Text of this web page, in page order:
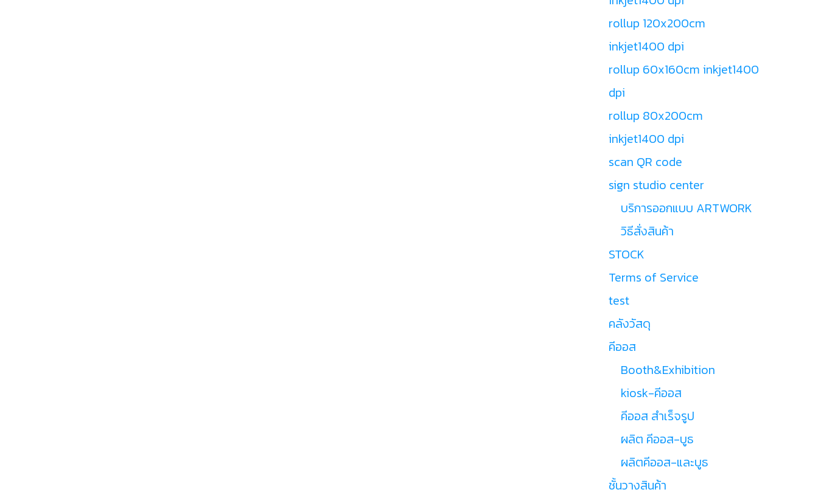
rollup 120x200cm
inkjet1400 dpi
rollup 60x160cm inkjet1400
dpi
rollup 80x200cm
inkjet1400 dpi
scan QR code
sign studio center
บริการออกแบบ ARTWORK
วิธีสั่งสินค้า
STOCK
Terms of Service
test
คลังวัสดุ
คีออส
Booth&Exhibition
kiosk-คีออส
คีออส สำเร็จรูป
ผลิต คีออส-บูธ
ผลิตคีออส-และบูธ
ชั้นวางสินค้า